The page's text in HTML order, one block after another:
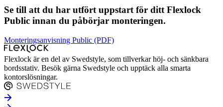
Se till att du har utfört uppstart för ditt Flexlock
Public innan du påbörjar monteringen.
Monteringsanvisning Public (PDF)
Flexlock är en del av Swedstyle, som tillverkar höj- och sänkbara
bordsstativ. Besök gärna Swedstyle och upptäck alla smarta
kontorslösningar.